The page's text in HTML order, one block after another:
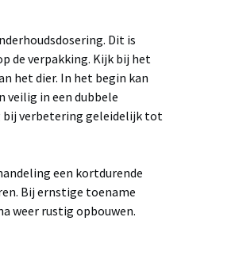
Dit is
de verpakking. Kijk bij het
het dier. In het begin kan
veilig in een dubbele
bij verbetering geleidelijk tot
een kortdurende
Bij ernstige toename
weer rustig opbouwen.